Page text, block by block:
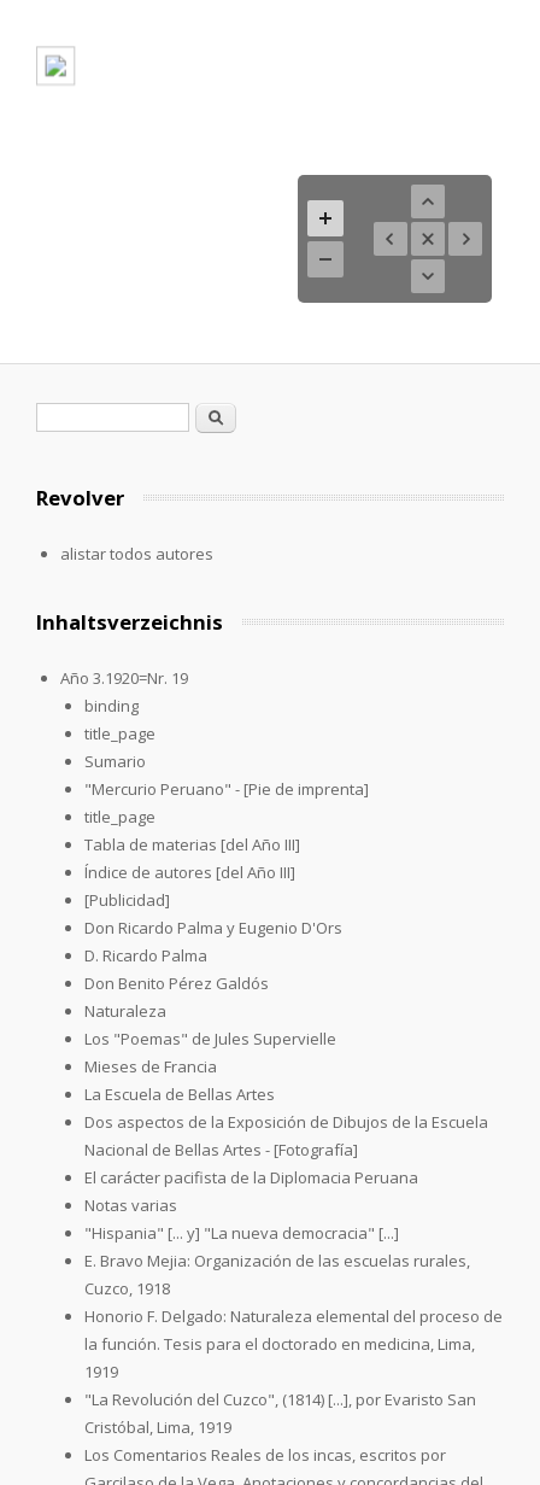
Formulario de búsqueda
Buscar
Revolver
alistar todos autores
Inhaltsverzeichnis
Año 3.1920=Nr. 19
binding
title_page
Sumario
"Mercurio Peruano" - [Pie de imprenta]
title_page
Tabla de materias [del Año III]
Índice de autores [del Año III]
[Publicidad]
Don Ricardo Palma y Eugenio D'Ors
D. Ricardo Palma
Don Benito Pérez Galdós
Naturaleza
Los "Poemas" de Jules Supervielle
Mieses de Francia
La Escuela de Bellas Artes
Dos aspectos de la Exposición de Dibujos de la Escuela
Nacional de Bellas Artes - [Fotografía]
El carácter pacifista de la Diplomacia Peruana
Notas varias
"Hispania" [... y] "La nueva democracia" [...]
E. Bravo Mejia: Organización de las escuelas rurales,
Cuzco, 1918
Honorio F. Delgado: Naturaleza elemental del proceso de
la función. Tesis para el doctorado en medicina, Lima,
1919
"La Revolución del Cuzco", (1814) [...], por Evaristo San
Cristóbal, Lima, 1919
Los Comentarios Reales de los incas, escritos por